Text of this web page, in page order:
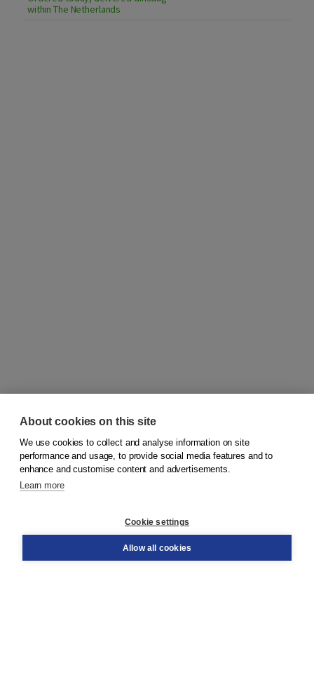
within The Netherlands
© 2026Koninklijke Boom uitgevers
Order
About cookies on this site
We use cookies to collect and analyse information on site
performance and usage, to provide social media features and to
enhance and customise content and advertisements.
Learn more
Cookie settings
Allow all cookies